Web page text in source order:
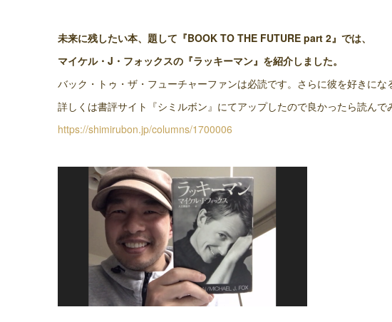
未来に残したい本、題して『BOOK TO THE FUTURE part 2』では、
マイケル・J・フォックスの『ラッキーマン』を紹介しました。
バック・トゥ・ザ・フューチャーファンは必読です。さらに彼を好きにな
詳しくは書評サイト『シミルボン』にてアップしたので良かったら読んで
https://shimirubon.jp/columns/1700006